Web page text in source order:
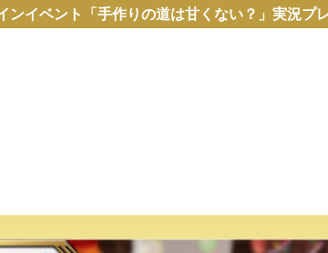
イベント「手作りの道は甘くない？」実況プ